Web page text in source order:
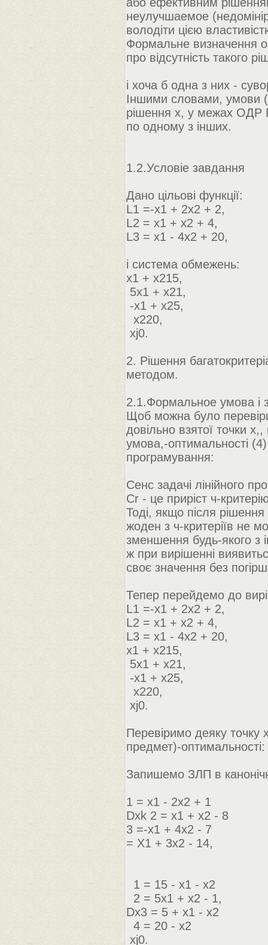
неулучшаемое
володіти цією
Формальне визначення
про відсутність такого
і хоча б одна з них -
Іншими словами, умови
рішення х, у межах ОДР
по одному з інших.
1.2.Условіе завдання
Дано цільові функції:
L1 =-x1 + 2x2 + 2,
L2 = x1 + x2 + 4,
L3 = x1 - 4x2 + 20,
і система обмежень:
x1 + x215,
5x1 + x21,
-x1 + x25,
x220,
xj0.
2. Рішення
методом.
2.1.Формальное умова і
Щоб можна було
довільно взятої точки
умова,-оптимальності (4)
програмування:
Сенс задачі лінійного
Сr - це приріст ч-
Тоді, якщо після
жоден з ч-критеріїв не
зменшення будь-якого з
ж при вирішенні
своє значення без
Тепер перейдемо до
L1 =-x1 + 2x2 + 2,
L2 = x1 + x2 + 4,
L3 = x1 - 4x2 + 20,
x1 + x215,
5x1 + x21,
-x1 + x25,
x220,
xj0.
Перевіримо деяку точку
предмет)-оптимальності:
Запишемо ЗЛП в
1 = x1 - 2x2 + 1
Dxk 2 = x1 + x2 - 8
3 =-x1 + 4x2 - 7
= X1 + 3x2 - 14,
1 = 15 - x1 - x2
2 = 5x1 + x2 - 1,
Dx3 = 5 + x1 - x2
4 = 20 - x2
xj0.